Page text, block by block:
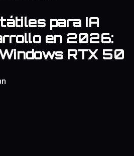
para IA
en 2026:
RTX 50